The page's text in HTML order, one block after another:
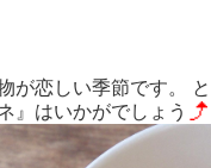
が恋しい季節です。
』はいかがでしょう